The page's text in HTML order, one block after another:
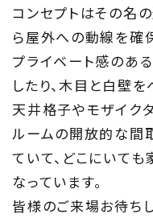
じゅう
住宅相談窓口 じゅ
コンセプトはその名の
ら屋外への動線を確
プライベート感のあ
したり、木目と白壁を
天井格子やモザイク
ルームの開放的な間
ていて、どこにいて
なっています。
皆様のご来場お待ちし